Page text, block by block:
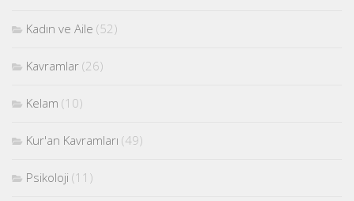
Kadın ve Aile (52)
Kavramlar (26)
Kelam (10)
Kur'an Kavramları (49)
Psikoloji (11)